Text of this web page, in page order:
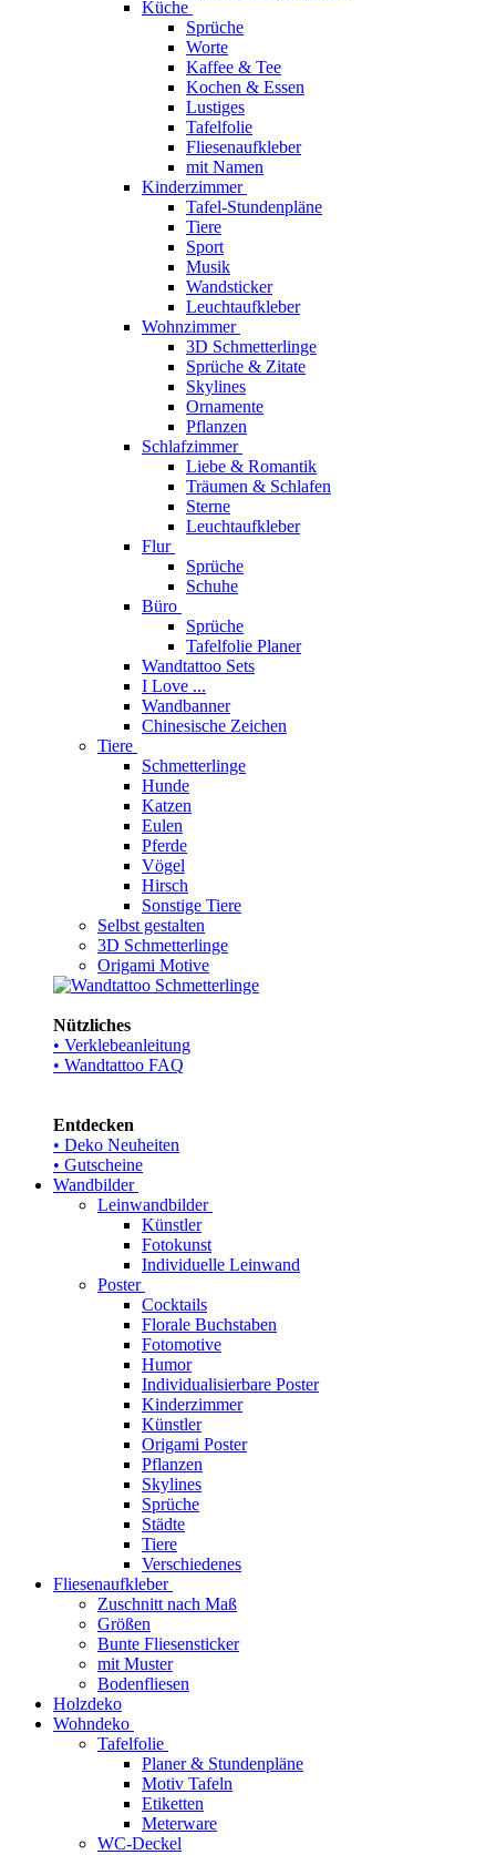
Küche
Sprüche
Worte
Kaffee & Tee
Kochen & Essen
Lustiges
Tafelfolie
Fliesenaufkleber
mit Namen
Kinderzimmer
Tafel-Stundenpläne
Tiere
Sport
Musik
Wandsticker
Leuchtaufkleber
Wohnzimmer
3D Schmetterlinge
Sprüche & Zitate
Skylines
Ornamente
Pflanzen
Schlafzimmer
Liebe & Romantik
Träumen & Schlafen
Sterne
Leuchtaufkleber
Flur
Sprüche
Schuhe
Büro
Sprüche
Tafelfolie Planer
Wandtattoo Sets
I Love ...
Wandbanner
Chinesische Zeichen
Tiere
Schmetterlinge
Hunde
Katzen
Eulen
Pferde
Vögel
Hirsch
Sonstige Tiere
Selbst gestalten
3D Schmetterlinge
Origami Motive
Nützliches
• Verklebeanleitung
• Wandtattoo FAQ
Entdecken
• Deko Neuheiten
• Gutscheine
Wandbilder
Leinwandbilder
Künstler
Fotokunst
Individuelle Leinwand
Poster
Cocktails
Florale Buchstaben
Fotomotive
Humor
Individualisierbare Poster
Kinderzimmer
Künstler
Origami Poster
Pflanzen
Skylines
Sprüche
Städte
Tiere
Verschiedenes
Fliesenaufkleber
Zuschnitt nach Maß
Größen
Bunte Fliesensticker
mit Muster
Bodenfliesen
Holzdeko
Wohndeko
Tafelfolie
Planer & Stundenpläne
Motiv Tafeln
Etiketten
Meterware
WC-Deckel